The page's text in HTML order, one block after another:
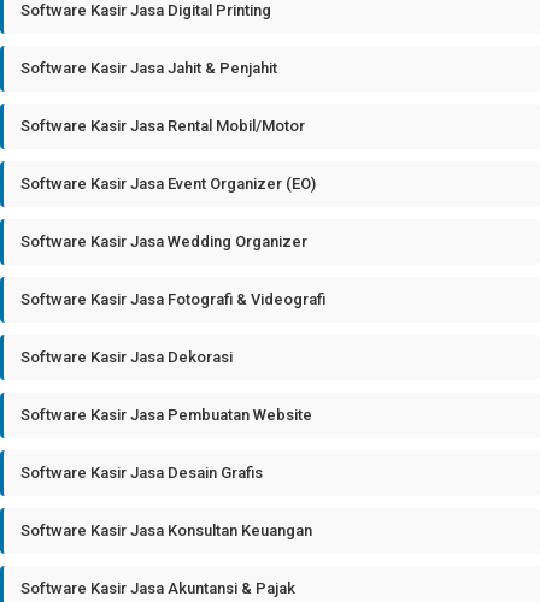
Software Kasir Jasa Digital Printing
Software Kasir Jasa Jahit & Penjahit
Software Kasir Jasa Rental Mobil/Motor
Software Kasir Jasa Event Organizer (EO)
Software Kasir Jasa Wedding Organizer
Software Kasir Jasa Fotografi & Videografi
Software Kasir Jasa Dekorasi
Software Kasir Jasa Pembuatan Website
Software Kasir Jasa Desain Grafis
Software Kasir Jasa Konsultan Keuangan
Software Kasir Jasa Akuntansi & Pajak